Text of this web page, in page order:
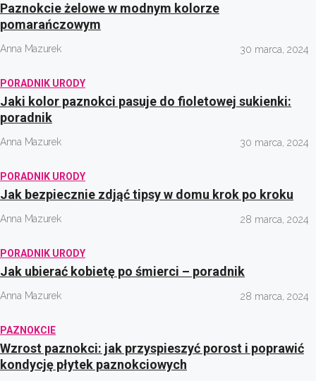
Paznokcie żelowe w modnym kolorze
pomarańczowym
Anna Mazurek 30 marca, 2024
PORADNIK URODY
Jaki kolor paznokci pasuje do fioletowej sukienki:
poradnik
Anna Mazurek 30 marca, 2024
PORADNIK URODY
Jak bezpiecznie zdjąć tipsy w domu krok po kroku
Anna Mazurek 28 marca, 2024
PORADNIK URODY
Jak ubierać kobietę po śmierci – poradnik
Anna Mazurek 28 marca, 2024
PAZNOKCIE
Wzrost paznokci: jak przyspieszyć porost i poprawić
kondycję płytek paznokciowych